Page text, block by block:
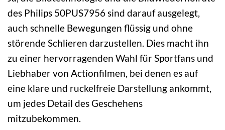
des Philips 50PUS7956 sind darauf ausgelegt,
auch schnelle Bewegungen flüssig und ohne
störende Schlieren darzustellen. Dies macht ihn
zu einer hervorragenden Wahl für Sportfans und
Liebhaber von Actionfilmen, bei denen es auf
eine klare und ruckelfreie Darstellung ankommt,
um jedes Detail des Geschehens
mitzubekommen.